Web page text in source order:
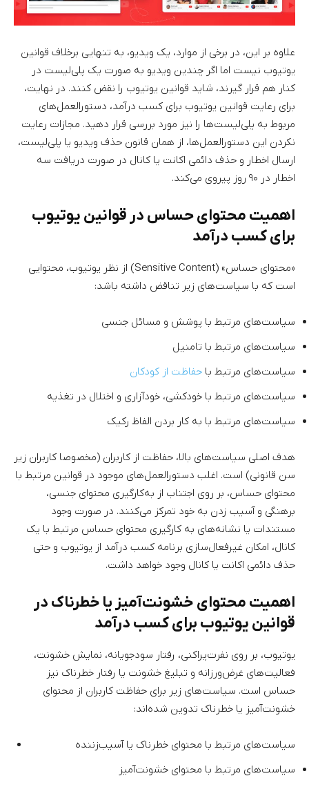
علاوه بر این، در برخی از موارد، یک ویدیو، به تنهایی برخلاف قوانین
یوتیوب نیست اما اگر چندین ویدیو به صورت یک پلی‌لیست در
کنار هم قرار گیرند، شاید قوانین یوتیوب را نقض کنند. در نهایت،
برای رعایت قوانین یوتیوب برای کسب درآمد، دستورالعمل‌های
مربوط به پلی‌لیست‌ها را نیز مورد بررسی قرار دهید. مجازات رعایت
نکردن این دستورالعمل‌ها، از همان قانون حذف ویدیو یا پلی‌لیست،
ارسال اخطار و حذف دائمی اکانت یا کانال در صورت دریافت سه
اخطار در ۹۰ روز پیروی می‌کند.
اهمیت محتوای حساس در قوانین یوتیوب
برای کسب درآمد
«محتوای حساس» (Sensitive Content) از نظر یوتیوب، محتوایی
است که با سیاست‌های زیر تناقض داشته باشد:
سیاست‌های مرتبط با پوشش و مسائل جنسی
سیاست‌های مرتبط با تامنیل
سیاست‌های مرتبط با حفاظت از کودکان
سیاست‌های مرتبط با خودکشی، خودآزاری و اختلال در تغذیه
سیاست‌های مرتبط با به کار بردن الفاظ رکیک
هدف اصلی سیاست‌های بالا، حفاظت از کاربران (مخصوصا کاربران زیر
سن قانونی) است. اغلب دستورالعمل‌های موجود در قوانین مرتبط با
محتوای حساس، بر روی اجتناب از به‌کارگیری محتوای جنسی،
برهنگی و آسیب زدن به خود تمرکز می‌کنند. در صورت وجود
مستندات یا نشانه‌های به کارگیری محتوای حساس مرتبط با یک
کانال، امکان غیرفعال‌سازی برنامه کسب درآمد از یوتیوب و حتی
حذف دائمی اکانت یا کانال وجود خواهد داشت.
اهمیت محتوای خشونت‌آمیز یا خطرناک در
قوانین یوتیوب برای کسب درآمد
یوتیوب، بر روی نفرت‌پراکنی، رفتار سودجویانه، نمایش خشونت،
فعالیت‌های غرض‌ورزانه و تبلیغ خشونت یا رفتار خطرناک نیز
حساس است. سیاست‌های زیر برای حفاظت کاربران از محتوای
خشونت‌آمیز یا خطرناک تدوین شده‌اند:
سیاست‌های مرتبط با محتوای خطرناک یا آسیب‌زننده
سیاست‌های مرتبط با محتوای خشونت‌آمیز